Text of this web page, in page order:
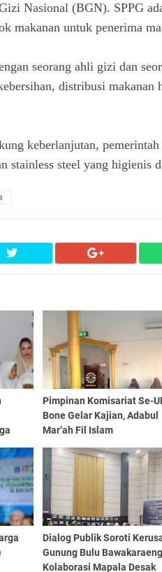
Nasional (BGN). SPPG
makanan untuk penerima
seorang ahli gizi dan
distribusi makanan
keberlanjutan,
stainless steel yang higienis
Pimpinan Komisariat Se-
Bone Gelar Kajian, Adabul
Mar’ah Fil Islam
Dialog Publik Soroti
Gunung Bulu
Kolaborasi Mapala Desak